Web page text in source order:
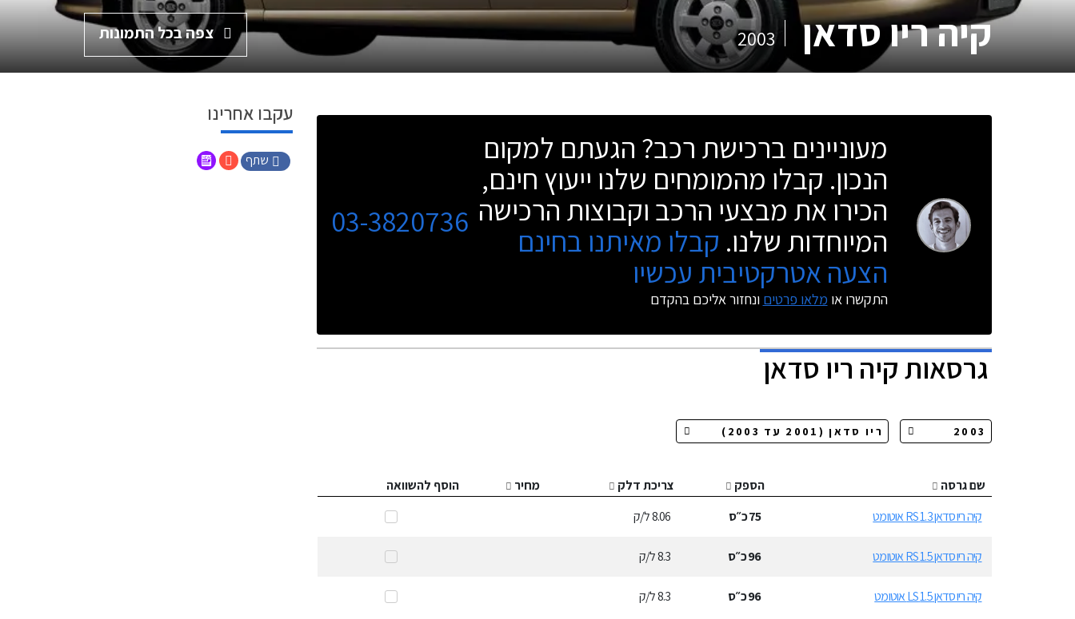
קיה ריו סדאן 2003 צפה בכל התמונות
מעוניינים ברכישת רכב? הגעתם למקום
הנכון. קבלו מהמומחים שלנו ייעוץ חינם,
הכירו את מבצעי הרכב וקבוצות הרכישה
המיוחדות שלנו. קבלו מאיתנו בחינם
הצעה אטרקטיבית עכשיו
התקשרו או מלאו פרטים ונחזור אליכם בהקדם
03-3820736
גרסאותקיה ריו סדאן
שם גרסה הספק צריכת דלק מחיר
הוסף להשוואה
קיה ריו סדאן 1.3 RS אוטומט
75כ״ס 8.06ל/ק
קיה ריו סדאן 1.5 RS אוטומט 96כ״ס 8.3ל/ק
קיה ריו סדאן 1.5 LS אוטומט 96כ״ס 8.3ל/ק
עקבו אחרינו
שתף